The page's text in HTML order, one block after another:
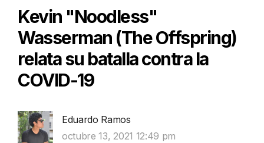
Kevin "Noodless"
Wasserman (The Offspring)
relata su batalla contra la
COVID-19
Eduardo Ramos
octubre 13, 2021 12:49 pm